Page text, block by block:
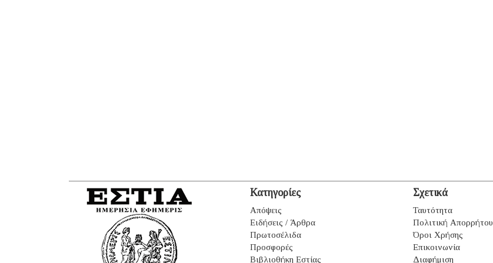
Κατηγορίες
Απόψεις
Ειδήσεις / Άρθρα
Πρωτοσέλιδα
Προσφορές
Βιβλιοθήκη Εστίας
Σχετικά
Ταυτότητα
Πολιτική Απορρήτου
Όροι Χρήσης
Επικοινωνία
Διαφήμιση